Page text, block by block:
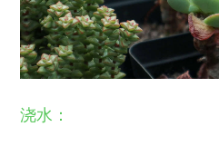
浇水：